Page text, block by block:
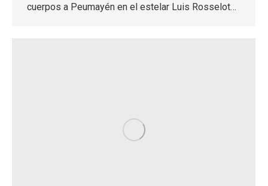
cuerpos a Peumayén en el estelar Luis Rosselot…